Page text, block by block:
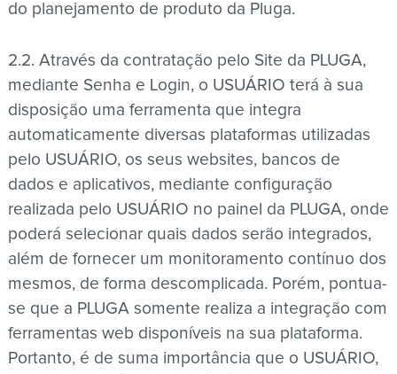
do planejamento de produto da Pluga.
2.2. Através da contratação pelo Site da PLUGA,
mediante Senha e Login, o USUÁRIO terá à sua
disposição uma ferramenta que integra
automaticamente diversas plataformas utilizadas
pelo USUÁRIO, os seus websites, bancos de
dados e aplicativos, mediante configuração
realizada pelo USUÁRIO no painel da PLUGA, onde
poderá selecionar quais dados serão integrados,
além de fornecer um monitoramento contínuo dos
mesmos, de forma descomplicada. Porém, pontua-
se que a PLUGA somente realiza a integração com
ferramentas web disponíveis na sua plataforma.
Portanto, é de suma importância que o USUÁRIO,